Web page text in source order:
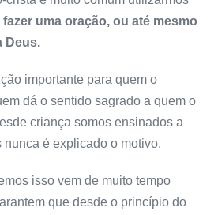
fazer uma oração, ou até mesmo
Deus.
importante para quem o
dá o sentido sagrado a quem o
criança somos ensinados a
nunca é explicado o motivo.
isso vem de muito tempo
que desde o princípio do